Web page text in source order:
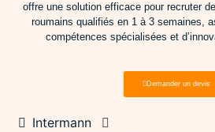
offre une solution efficace pour recruter
roumains qualifiés en 1 à 3 semaines,
compétences spécialisées et
Demander un devis
Intermann